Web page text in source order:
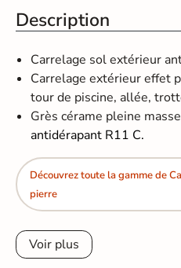
Description
Carrelage sol extérieur
Carrelage extérieur effet
tour de piscine, allée,
Grès cérame pleine
antidérapant R11 C.
Découvrez toute la gamme de
pierre
Voir plus